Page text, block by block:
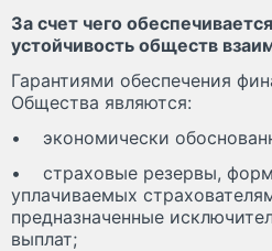
За счет чего
устойчивость обществ
Гарантиями обеспечения
Общества являются:
• экономически
• страховые резервы,
уплачиваемых
предназначенные
выплат;